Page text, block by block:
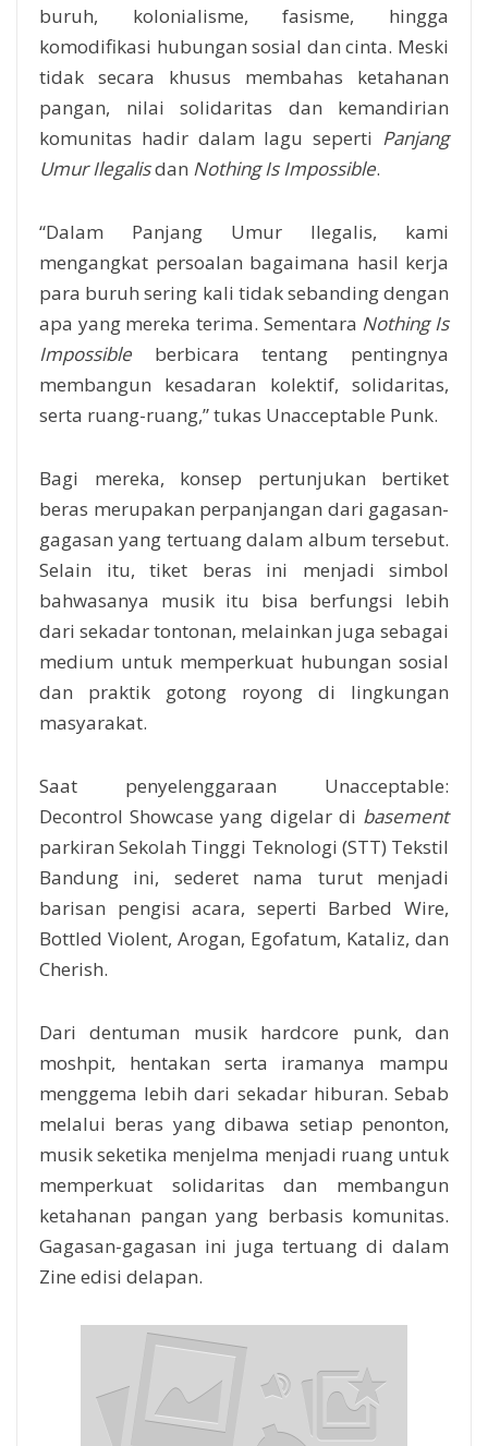
buruh, kolonialisme, fasisme, hingga
komodifikasi hubungan sosial dan cinta. Meski
tidak secara khusus membahas ketahanan
pangan, nilai solidaritas dan kemandirian
komunitas hadir dalam lagu seperti Panjang
Umur Ilegalisdan Nothing Is Impossible.
“Dalam Panjang Umur Ilegalis, kami
mengangkat persoalan bagaimana hasil kerja
para buruh sering kali tidak sebanding dengan
apa yang mereka terima. Sementara Nothing Is
Impossible berbicara tentang pentingnya
membangun kesadaran kolektif, solidaritas,
serta ruang-ruang,” tukas Unacceptable Punk.
Bagi mereka, konsep pertunjukan bertiket
beras merupakan perpanjangan dari gagasan-
gagasan yang tertuang dalam album tersebut.
Selain itu, tiket beras ini menjadi simbol
bahwasanya musik itu bisa berfungsi lebih
dari sekadar tontonan, melainkan juga sebagai
medium untuk memperkuat hubungan sosial
dan praktik gotong royong di lingkungan
masyarakat.
Saat penyelenggaraan Unacceptable:
Decontrol Showcase yang digelar di basement
parkiran Sekolah Tinggi Teknologi (STT) Tekstil
Bandung ini, sederet nama turut menjadi
barisan pengisi acara, seperti Barbed Wire,
Bottled Violent, Arogan, Egofatum, Kataliz, dan
Cherish.
Dari dentuman musik hardcore punk, dan
moshpit, hentakan serta iramanya mampu
menggema lebih dari sekadar hiburan. Sebab
melalui beras yang dibawa setiap penonton,
musik seketika menjelma menjadi ruang untuk
memperkuat solidaritas dan membangun
ketahanan pangan yang berbasis komunitas.
Gagasan-gagasan ini juga tertuang di dalam
Zine edisi delapan.